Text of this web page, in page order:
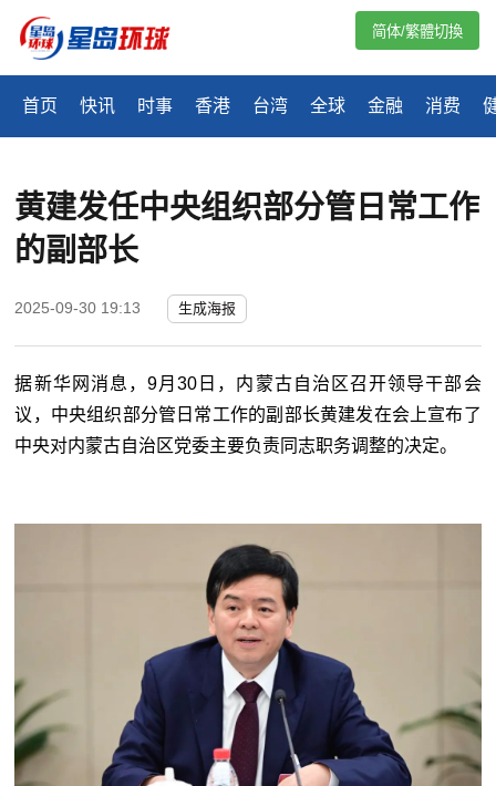
首页 快讯 时事 香港 台湾 全球 金融 消费
简体/繁體切換
黄建发任中央组织部分管日常工作
的副部长
2025-09-30 19:13 生成海报
据新华网消息，9月30日，内蒙古自治区召开领导干部会
议，中央组织部分管日常工作的副部长黄建发在会上宣布了
中央对内蒙古自治区党委主要负责同志职务调整的决定。